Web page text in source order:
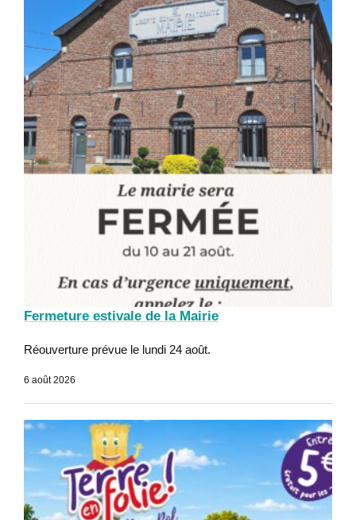
Fermeture estivale de la Mairie
Réouverture prévue le lundi 24 août.
6 août 2026